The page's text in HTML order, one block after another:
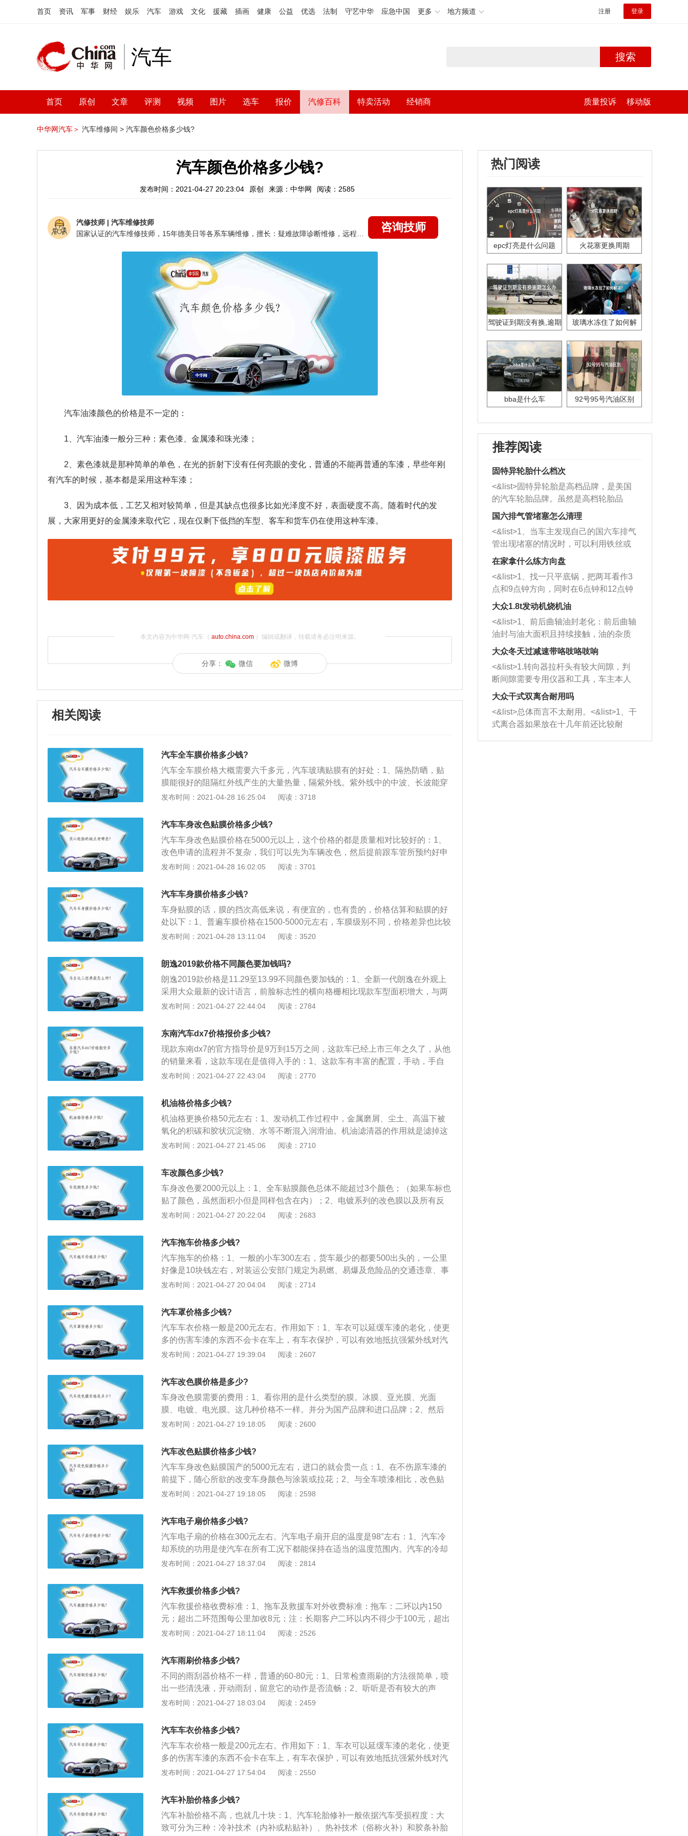
首页 资讯 军事 财经 娱乐 汽车 游戏 文化 援藏 插画 健康 公益 优选 法制 守艺中华 应急中国 更多 地方频道 注册 登录
汽车 搜索
首页 原创 文章 评测 视频 图片 选车 报价 汽修百科 特卖活动 经销商 质量投诉 移动版
中华网汽车＞ 汽车维修间 > 汽车颜色价格多少钱?
汽车颜色价格多少钱?
发布时间：2021-04-27 20:23:04 原创 来源：中华网 阅读：2585
汽修技师 | 汽车维修技师
咨询技师
汽车油漆颜色的价格是不一定的：
1、汽车油漆一般分三种：素色漆、金属漆和珠光漆；
2、素色漆就是那种简单的单色，在光的折射下没有任何亮眼的变化，普通的不能再普通的车漆，早些年刚
有汽车的时候，基本都是采用这种车漆；
3、因为成本低，工艺又相对较简单，但是其缺点也很多比如光泽度不好，表面硬度不高。随着时代的发
展，大家用更好的金属漆来取代它，现在仅剩下低挡的车型、客车和货车仍在使用这种车漆。
本文内容为中华网·汽车（ auto.china.com）编辑或翻译，转载请务必注明来源。
分享： 微信 微博
相关阅读
汽车全车膜价格多少钱?
汽车全车膜价格大概需要六千多元，汽车玻璃贴膜有的好处：1、隔热防晒，贴
膜能很好的阻隔红外线产生的大量热量，隔紫外线。紫外线中的中波、长波能穿
透很厚的玻璃，贴上隔热膜能隔断大部分紫外线。防止皮肤受伤害，也能减轻汽
能，加上膜的胶层，贴膜后玻璃强度能防止玻璃意外破碎对司乘人员造成的伤
害；3、营造私密空间，选择合适的品种，贴膜后，通常在车外看不清车内，而
在车内可以看清车外，保留隐私和安全；4、降低空调省耗，贴上隔热膜空调制
冷能力损失可以得到弥补，能瞬间减低车内温度，到达一定程度的节省油耗；
5、增加美观，根据个人喜好，通过贴膜能个性化美观爱车，防眩光，降低因为
发布时间：2021-04-28 16:25:04 阅读：3718
汽车车身改色贴膜价格多少钱?
汽车车身改色贴膜价格在5000元以上，这个价格的都是质量相对比较好的：1、
改色申请的流程并不复杂，我们可以先为车辆改色，然后提前跟车管所预约好申
请时间，再按约定时间段开车前往车管所办理。而更稳妥的方法则是：改色前先
预约时间办理变更登记手续；2、假如车主选择的颜色过于“非主流”，车管所有可
能会拒绝接受变更申请，导致车主花钱白忙活；3、车身色变更登记手续的办理
时间不长，车管所效率高的话，半小时不用就能全部搞定了。建议各位需要办理
变更手续的车主，挑选一个工作日的时间，备好资料，前往车管所办理。
发布时间：2021-04-28 16:02:05 阅读：3701
汽车车身膜价格多少钱?
车身贴膜的话，膜的挡次高低来说，有便宜的，也有贵的，价格估算和贴膜的好
处以下：1、普遍车膜价格在1500-5000元左右，车膜级别不同，价格差异也比较
大。如果在大品牌官方途径购买，通常车膜还提供了免费施工服务，只要前往该
用处这么大的汽车贴膜当然要慎重选择贴膜，当然也不是一味得去选择一些价格
高的，要选择品质高的，才会达到想要的效果；3、汽车贴膜一般贴汽车漆面保
护膜（又叫隐形车衣）和车窗贴（隔热膜）两种，车窗膜比较便宜，比如整套威
固隔热膜价格大概在3980元左右；4、但是汽车漆面保护膜因为贴膜范围大，材
质、厚度、车型等多种因素的影响价格跨度比较大。
发布时间：2021-04-28 13:11:04 阅读：3520
朗逸2019款价格不同颜色要加钱吗?
朗逸2019款价格是11.29至13.99不同颜色要加钱的：1、全新一代朗逸在外观上
采用大众最新的设计语言，前脸标志性的横向格栅相比现款车型面积增大，与两
侧车灯搭配起来，提升了前脸的视觉宽度；2、全系标配透镜式LED大灯，并且
70\/1806\/1474mm，轴距2688mm。常态下行李厢容积为510L，全系标配电子手
刹及自动驻车功能，座椅方面依旧是主驾驶席可电动调节和副驾驶席手动调节；
3、内饰方面，整体格局还是原来熟悉的味道，功能分区合理，按键旋钮一目了
然，不用过多学习就能轻松上手。不过在视觉效果上还是比老款有了很大提升，
副驾驶大面积的烤漆饰板，比较有视觉冲击力，很显挡次感。中控屏尺寸6.5英
新一代朗逸搭载1.4T涡轮增压和1.5L自然吸气两款发动机，其中1.4T发动机最大
功率110kW（150Ps）\/4800-5200rpm，最大扭矩250Nm\/1750-3000rpm；1.5L
发动机最大功率85kW（116Ps）\/6000rpm，最大扭矩150Nm\/4000rpm。传动方
发布时间：2021-04-27 22:44:04 阅读：2784
东南汽车dx7价格报价多少钱?
现款东南dx7的官方指导价是9万到15万之间，这款车已经上市三年之久了，从他
的销量来看，这款车现在是值得入手的：1、这款车有丰富的配置，手动，手自
一体还有6挡双离合。他的长度宽度和高度分别是4530mm，1900mm，1700m
v，这个油耗已经相当不错了。整车质保三年或十万公里。轴距达到了可怕的270
0mm，作为一款城市suv他的最小离地间隙是200mm；3、中国人买车最看重的
是什么，空间，众所周知中国人喜欢空间大。
发布时间：2021-04-27 22:43:04 阅读：2770
机油格价格多少钱?
机油格更换价格50元左右：1、发动机工作过程中，金属磨屑、尘土、高温下被
氧化的积碳和胶状沉淀物、水等不断混入润滑油。机油滤清器的作用就是滤掉这
些机械杂质和胶质，保待润滑油的清洁，延长其使用期限；2、机油滤清器应具
清能力的滤清器——集滤器、粗滤器和细滤器，分别并联或串联在主油道中；
3、（与主油道串联的叫全流式滤清器，发动机工作时润滑油全部经滤清器滤
清；与之并联的叫分流式滤清器）。其中粗滤器一串联在主油道中，为全流式；
细滤器并联在主油道中，为分流式；4、现代轿车发动机上普遍只设有集滤器和
一个全流式机油滤清器。粗滤器滤除机油中粒径为0.05mm以上的杂质，细滤器
发布时间：2021-04-27 21:45:06 阅读：2710
车改颜色多少钱?
车身改色要2000元以上：1、全车贴膜颜色总体不能超过3个颜色；（如果车标也
贴了颜色，虽然面积小但是同样包含在内）；2、电镀系列的改色膜以及所有反
光面料的改色膜均要变更行驶证；3、今年新出的镭射系列的改色膜可以变更行
大，一般交警会视情况，让其变更（行驶证）；5、汽车内饰改装一般不受影
发布时间：2021-04-27 20:22:04 阅读：2683
汽车拖车价格多少钱?
汽车拖车的价格：1、一般的小车300左右，货车最少的都要500出头的，一公里
好像是10块钱左右，对装运公安部门规定为易燃、易爆及危险品的交通违章、事
故、故障车辆加收10%；2、有一种拖车费是在海运运输中产生的，这种拖车费
辆对货物进行转移所收取的费用；3、这项费用有时候是包含在海运费中，有时
候会单独列出，拖车费由基本公里数拖车费和超基本公里数后的拖车费组成，另
外也有吊车费，卸车费，等候费等其他费用。
发布时间：2021-04-27 20:04:04 阅读：2714
汽车罩价格多少钱?
汽车车衣价格一般是200元左右。作用如下：1、车衣可以延缓车漆的老化，使更
多的伤害车漆的东西不会卡在车上，有车衣保护，可以有效地抵抗强紫外线对汽
车油漆内部轮胎的损害；2、车衣可以有效保护有害粉尘落入车箱和机器部分，
车衣也是对汽车有很好的保护措施。
发布时间：2021-04-27 19:39:04 阅读：2607
汽车改色膜价格是多少?
车身改色膜需要的费用：1、看你用的是什么类型的膜。冰膜、亚光膜、光面
膜、电镀、电光膜。这几种价格不一样。并分为国产品牌和进口品牌；2、然后
看看你是什么车型，车的大小是不同的，价格不一样；3、除了色彩鲜艳的模仿
以上。
发布时间：2021-04-27 19:18:05 阅读：2600
汽车改色贴膜价格多少钱?
汽车车身改色贴膜国产的5000元左右，进口的就会贵一点：1、在不伤原车漆的
前提下，随心所欲的改变车身颜色与涂装或拉花；2、与全车喷漆相比，改色贴
膜施工简易，对车辆完整性的保护更好；颜色搭配自主性更强，且不会存在相同
发布时间：2021-04-27 19:18:05 阅读：2598
汽车电子扇价格多少钱?
汽车电子扇的价格在300元左右。汽车电子扇开启的温度是98°左右：1、汽车冷
却系统的功用是使汽车在所有工况下都能保持在适当的温度范围内。汽车的冷却
系统有风冷与水冷之分；2、以空气为冷却介质的称为风冷系统，以冷却液为冷
器、补偿水桶、发动机机体以及汽缸盖中的水套以及其他附属装置等组成。
发布时间：2021-04-27 18:37:04 阅读：2814
汽车救援价格多少钱?
汽车救援价格收费标准：1、拖车及救援车对外收费标准：拖车：二环以内150
元；超出二环范围每公里加收8元；注：长期客户二环以内不得少于100元，超出
二环范围每公里加收费不得少于6元；救援车：二环以内50元；超出二环范围每
二环以内救援车出车以后，因现场工作环境原因，判断出故障，而不能修复的，
与拖车交接时只收取客户的拖车费；3、二环以内救援车出车以后因现场工作环
境原因诊断出故障，而不能修复的，且客户不需要提供拖车，对客户则按标准收
费；4、所有会员凡超出免费范围区域或免费次数时付费办法：（优惠后的价
格）专业拖车：起步60元，每公里加收4元。（单程）救援车：起步20元，每公
5、外地救援；救援车出车以后，诊断出故障，如现场能排除则按标准收费，因
环境原因不能修复的，客户要求提供拖车的，拖车则按标准收费，救援费则按五
折向客户收取，如客户不需提供拖车，救援车则按标准向客户收取费用。注：以
发布时间：2021-04-27 18:11:04 阅读：2526
汽车雨刷价格多少钱?
不同的雨刮器价格不一样，普通的60-80元：1、日常检查雨刷的方法很简单，喷
出一些清洗液，开动雨刮，留意它的动作是否流畅；2、听听是否有较大的声
音，如有的话，就表示雨刮过分压向玻璃，必须做出适当的调校；3、当雨刮扫
划痕，如果很明显地见到划痕的话，就表示雨刮上的刮水胶条已经老化。
发布时间：2021-04-27 18:03:04 阅读：2459
汽车车衣价格多少钱?
汽车车衣价格一般是200元左右。作用如下：1、车衣可以延缓车漆的老化，使更
多的伤害车漆的东西不会卡在车上，有车衣保护，可以有效地抵抗强紫外线对汽
车油漆内部轮胎的损害；2、车衣可以有效保护有害粉尘落入车箱和机器部分，
车衣也是对汽车有很好的保护措施。
发布时间：2021-04-27 17:54:04 阅读：2550
汽车补胎价格多少钱?
汽车补胎价格不高，也就几十块：1、汽车轮胎修补一般依据汽车受损程度：大
致可分为三种：冷补技术（内补或粘贴补）、热补技术（俗称火补）和胶条补胎
热门阅读
epc灯亮是什么问题 火花塞更换周期
驾驶证到期没有换,逾期
玻璃水冻住了如何解
bba是什么车 92号95号汽油区别
推荐阅读
固特异轮胎什么档次
<&list>固特异轮胎是高档品牌，是美国
的汽车轮胎品牌。虽然是高档轮胎品
牌，但是中高低端的轮胎都有生产，这
也是为了更好的开拓市场。
国六排气管堵塞怎么清理
<&list>1、当车主发现自己的国六车排气
管出现堵塞的情况时，可以利用铁丝或
者是细棍，直接将杂物给取出来，如果
堵塞情况比较严重，也可以采取应急措
施。 <&list>2、直接利用木棍将所有的
杂物推到排气管里面的位置处，然后将
三元催化器拆解开，就可以将堵塞的东
西取出来。但如果是因为积碳过多引起
的堵塞，就需要将三元催化器泡在草酸
洗剂对堵塞的情况得到解决，将清洗剂
放在燃油箱中，与燃油混合后，车辆启
动时，就可以和汽油一起进入到燃烧
室，最后形成废气排出，就可以让三元
催化器得到清洗，排气管堵塞的情况就
能够得到解决。
在家拿什么练方向盘
<&list>1、找一只平底锅，把两耳看作3
点和9点钟方向，同时在6点钟和12点钟
方向做一个标记。 <&list>2、双手握住
一圈半的练习，往右同样也要打相同的
圈数。 <&list>3、最后强调要反复练
习，这样就可以形成肌肉记忆，在真实
驾驶车辆时，不需要记忆也能打好方
向。
大众1.8t发动机烧机油
<&list>1、前后曲轴油封老化：前后曲轴
油封与油大面积且持续接触，油的杂质
和发动机内持续温度变化使其密封效果
逐渐减弱，导致渗油或漏油。<&list>2、
活塞间隙过大：积碳会使活塞环与缸体
的间隙扩大，导致机油流入燃烧室中，
造成烧机油。<&list>3、机油粘度。使用
机油粘度过小的话，同样会有烧机油现
象，机油粘度过小具有很好的流动性，
大众冬天过减速带咯吱咯吱响
<&list>1.转向器拉杆头有较大间隙，判
断间隙需要专用仪器和工具，车主本人
无法制作，需要将车辆送到修理厂或4s
店；<&list>2.车辆半轴套管防尘罩破
裂，破裂后会出现漏油现象，使半轴磨
损严重，磨损的半轴容易损坏，产生异
响；<&list>3.稳定器的转向胶套和球头
大众干式双离合耐用吗
<&list>总体而言不太耐用。<&list>1、干
式离合器如果放在十几年前还比较耐